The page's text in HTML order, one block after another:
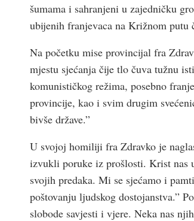
šumama i sahranjeni u zajedničku
ubijenih franjevaca na Križnom putu
Na početku mise provincijal fra
mjestu sjećanja čije tlo čuva tužnu
komunističkog režima, posebno
provincije, kao i svim drugim
bivše države.”
U svojoj homiliji fra Zdravko je
izvukli poruke iz prošlosti. Krist nas
svojih predaka. Mi se sjećamo i
poštovanju ljudskog dostojanstva.”
slobode savjesti i vjere. Neka nas